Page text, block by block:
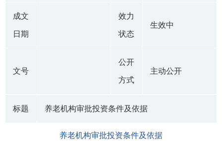
成文
日期
效力
状态
生效中
文号
公开
方式
主动公开
标题 养老机构审批投资条件及依据
养老机构审批投资条件及依据